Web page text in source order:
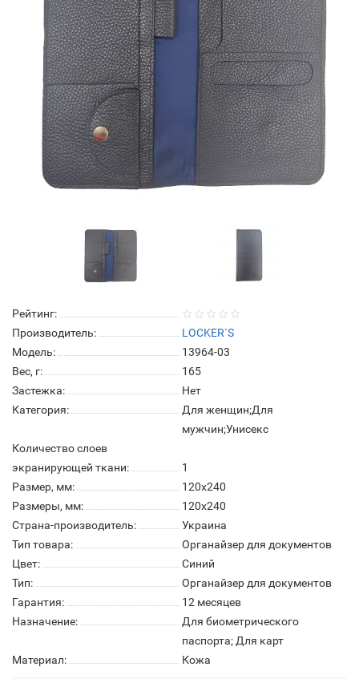
Рейтинг:
Производитель:
LOCKER`S
Модель:
13964-03
Вес, г:
165
Застежка:
Нет
Категория:
Для женщин;Для
мужчин;Унисекс
Количество слоев
экранирующей ткани:
1
Размер, мм:
120x240
Размеры, мм:
120x240
Страна-производитель:
Украина
Тип товара:
Органайзер для документов
Цвет:
Синий
Тип:
Органайзер для документов
Гарантия:
12 месяцев
Назначение:
Для биометрического
паспорта; Для карт
Материал:
Кожа